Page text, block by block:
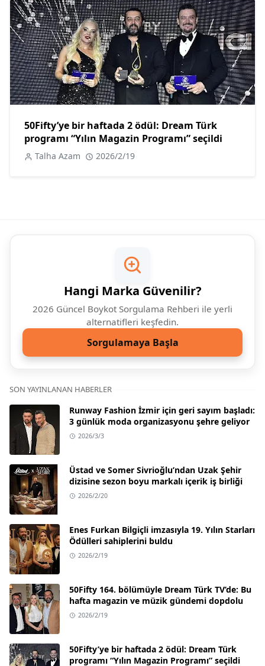
50Fifty’ye bir haftada 2 ödül: Dream Türk
programı “Yılın Magazin Programı” seçildi
Talha Azam 2026/2/19
Hangi Marka Güvenilir?
2026 Güncel Boykot Sorgulama Rehberi ile yerli
alternatifleri keşfedin.
Sorgulamaya Başla
SON YAYINLANAN HABERLER
Runway Fashion İzmir için geri sayım başladı:
3 günlük moda organizasyonu şehre geliyor
2026/3/3
Üstad ve Somer Sivrioğlu’ndan Uzak Şehir
dizisine sezon boyu markalı içerik iş birliği
2026/2/20
Enes Furkan Bilgiçli imzasıyla 19. Yılın Starları
Ödülleri sahiplerini buldu
2026/2/19
50Fifty 164. bölümüyle Dream Türk TV’de: Bu
hafta magazin ve müzik gündemi dopdolu
2026/2/19
50Fifty’ye bir haftada 2 ödül: Dream Türk
programı “Yılın Magazin Programı” seçildi